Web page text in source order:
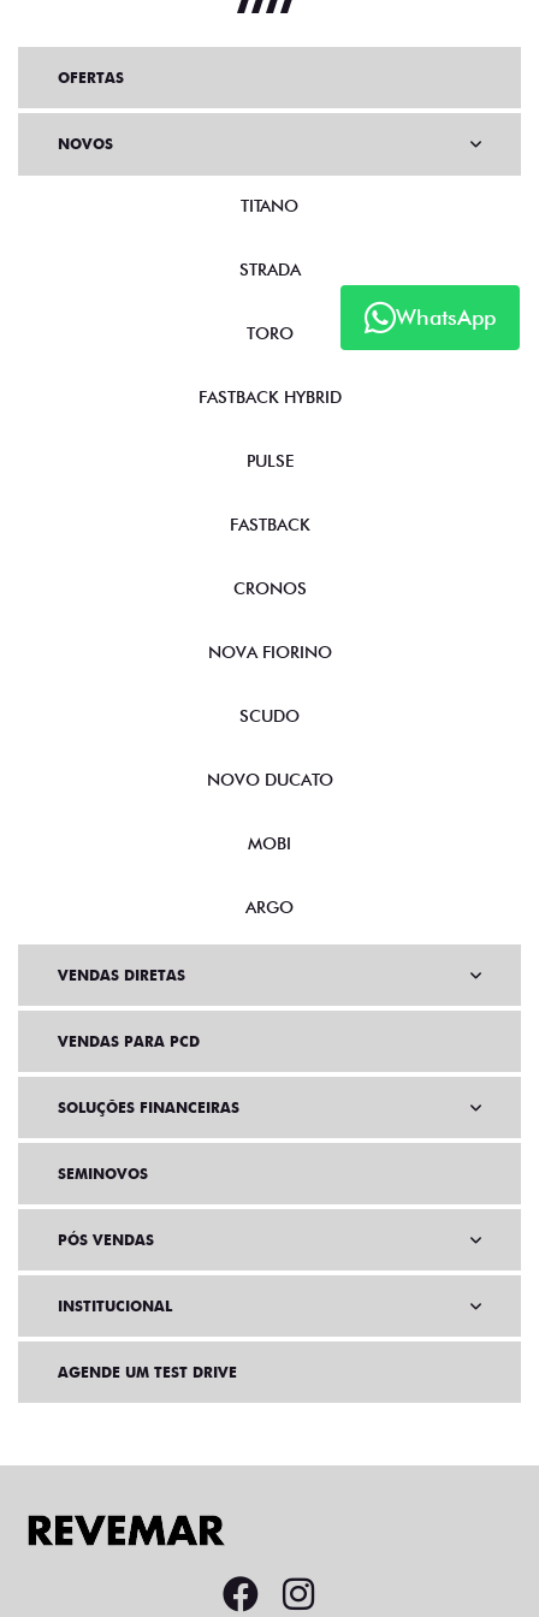
WhatsApp
OFERTAS
NOVOS
TITANO
STRADA
TORO
FASTBACK HYBRID
PULSE
FASTBACK
CRONOS
NOVA FIORINO
SCUDO
NOVO DUCATO
MOBI
ARGO
VENDAS DIRETAS
VENDAS PARA PCD
SOLUÇÕES FINANCEIRAS
SEMINOVOS
PÓS VENDAS
INSTITUCIONAL
AGENDE UM TEST DRIVE